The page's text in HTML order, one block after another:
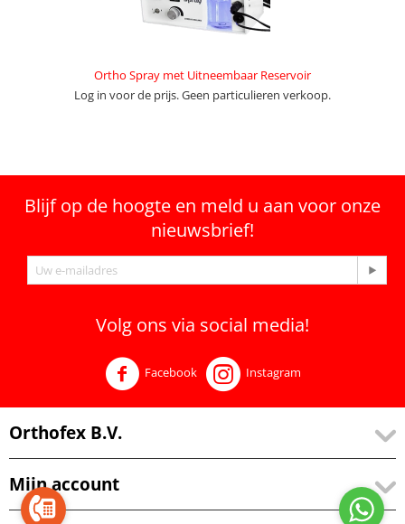
Ortho Spray met Uitneembaar Reservoir
Log in voor de prijs. Geen particulieren verkoop.
Blijf op de hoogte en meld u aan voor onze
nieuwsbrief!
Volg ons via social media!
Facebook Instagram
Orthofex B.V.
Mijn account